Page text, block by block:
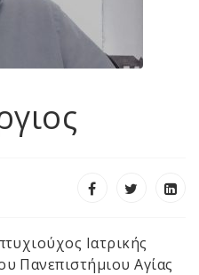
Ιατρικής
Πανεπιστήμιου Αγίας